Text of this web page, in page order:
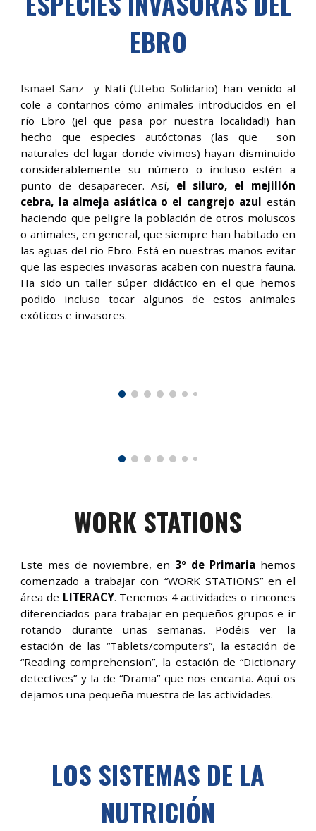
EBRO
Ismael Sanz y Nati (Utebo Solidario) han venido al
cole a contarnos cómo animales introducidos en el
río Ebro (¡el que pasa por nuestra localidad!) han
hecho que especies autóctonas (las que son
naturales del lugar donde vivimos) hayan disminuido
considerablemente su número o incluso estén a
punto de desaparecer. Así, el siluro, el mejillón
cebra, la almeja asiática o el cangrejo azul están
haciendo que peligre la población de otros moluscos
o animales, en general, que siempre han habitado en
las aguas del río Ebro. Está en nuestras manos evitar
que las especies invasoras acaben con nuestra fauna.
Ha sido un taller súper didáctico en el que hemos
podido incluso tocar algunos de estos animales
exóticos e invasores.
WORK STATIONS
Este mes de noviembre, en 3º de Primariahemos
comenzado a trabajar con “WORK STATIONS” en el
área de LITERACY. Tenemos 4 actividades o rincones
diferenciados para trabajar en pequeños grupos e ir
rotando durante unas semanas. Podéis ver la
estación de las “Tablets/computers”, la estación de
“Reading comprehension”, la estación de “Dictionary
detectives” y la de “Drama” que nos encanta. Aquí os
dejamos una pequeña muestra de las actividades.
LOS SISTEMAS DE LA
NUTRICIÓN